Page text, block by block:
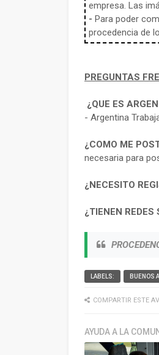
empresa. Las
- Para poder
procedencia de
PREGUNTAS
¿QUE ES
- Argentina
¿COMO ME
necesaria para
¿NECESITO
¿TIENEN REDES
LABELS: BUENOS
COMPARTIR ESTE
AYUDA A LA